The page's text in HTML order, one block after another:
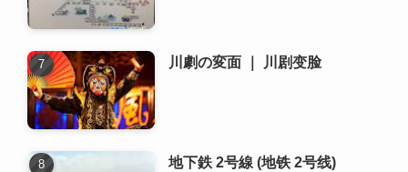
川劇の変面 ｜ 川剧变脸
地下鉄 2号線 (地铁 2号线)